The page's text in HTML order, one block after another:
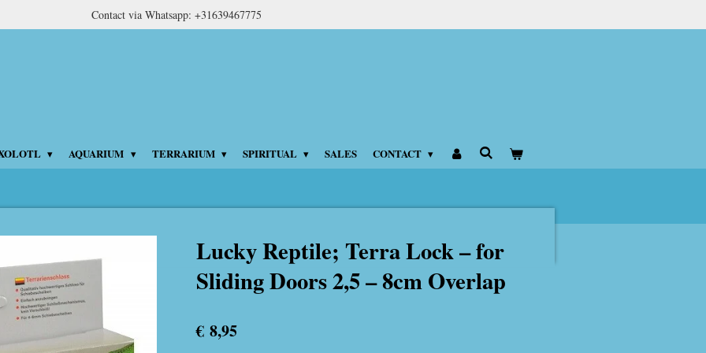
Contact via Whatsapp: +31639467775
AQUARIUM TERRARIUM SPIRITUAL SALES CONTACT
Lucky Reptile; Terra Lock – for
Sliding Doors 2,5 – 8cm Overlap
€ 8,95